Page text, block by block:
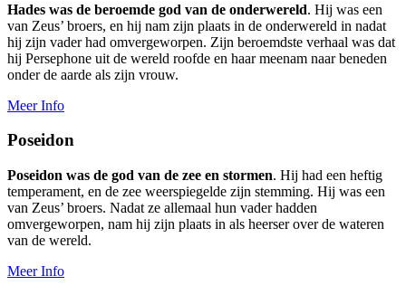
Hades was de beroemde god van de onderwereld. Hij was een
van Zeus’ broers, en hij nam zijn plaats in de onderwereld in nadat
hij zijn vader had omvergeworpen. Zijn beroemdste verhaal was dat
hij Persephone uit de wereld roofde en haar meenam naar beneden
onder de aarde als zijn vrouw.
Meer Info
Poseidon
Poseidon was de god van de zee en stormen. Hij had een heftig
temperament, en de zee weerspiegelde zijn stemming. Hij was een
van Zeus’ broers. Nadat ze allemaal hun vader hadden
omvergeworpen, nam hij zijn plaats in als heerser over de wateren
van de wereld.
Meer Info